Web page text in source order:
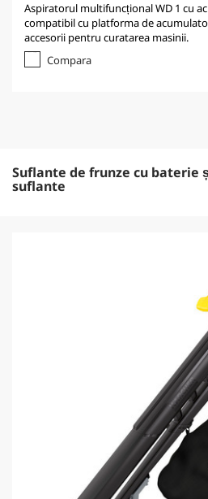
Aspiratorul multifuncțional WD 1 cu
compatibil cu platforma de
accesorii pentru curatarea masinii.
Compara
Suflante de frunze cu baterie
suflante